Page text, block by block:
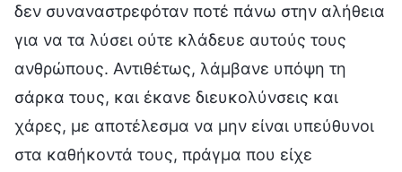
δεν συναναστρεφόταν ποτέ πάνω στην αλήθεια
για να τα λύσει ούτε κλάδευε αυτούς τους
ανθρώπους. Αντιθέτως, λάμβανε υπόψη τη
σάρκα τους, και έκανε διευκολύνσεις και
χάρες, με αποτέλεσμα να μην είναι υπεύθυνοι
στα καθήκοντά τους, πράγμα που είχε